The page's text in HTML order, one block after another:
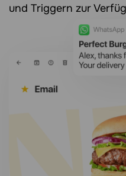
und Triggern zur